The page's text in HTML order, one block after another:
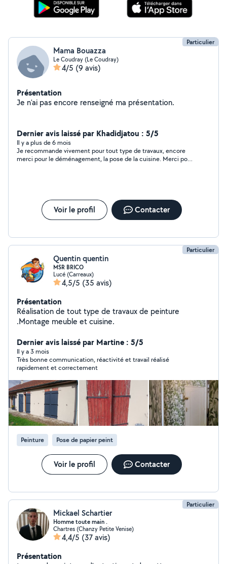
Particulier
Mama Bouazza
Le Coudray (Le Coudray)
4/5 (9 avis)
Présentation
Je n'ai pas encore renseigné ma présentation.
Dernier avis laissé par Khadidjatou : 5/5
Il y a plus de 6 mois
Je recommande vivement pour tout type de travaux, encore
merci pour le déménagement, la pose de la cuisine. Merci pour
clients, vous pouvez le solliciter les yeux fermés.
Voir le profil Contacter
Particulier
Quentin quentin
MSR BRICO
Lucé (Carreaux)
4,5/5 (35 avis)
Présentation
Réalisation de tout type de travaux de peinture
.Montage meuble et cuisine.
Dernier avis laissé par Martine : 5/5
Il y a 3 mois
Très bonne communication, réactivité et travail réalisé
rapidement et correctement
Peinture Pose de papier peint
Voir le profil Contacter
Particulier
Mickael Schartier
Homme toute main .
Chartres (Chanzy Petite Venise)
4,4/5 (37 avis)
Présentation